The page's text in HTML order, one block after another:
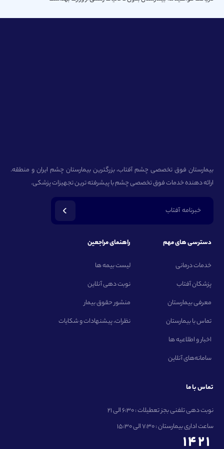
بیمارستان فوق تخصصی چشم آفتاب، بزرگترین بیمارستان چشم ایران و منطقه.
ارائه دهنده خدمات فوق تخصصی چشم با پیشرفته ترین تجهیزات پزشکی.
خبرنامه آفتاب
دسترسی های مهم
خدمات درمانی
پزشکان آفتاب
معرفی بیمارستان
تماس با بیمارستان
اخبار و اطلاعیه ها
سامانه‌های آنلاین
راهنمای مراجعین
لیست بیمه ها
نوبت دهی آنلاین
منشور حقوق بیمار
نظرات، پیشنهادات و شکایات
تماس با ما
نوبت دهی تلفنی بجز تعطیلات : 6:30 الی 21
ساعت اداری بیمارستان : 7:30 الی 15:30
1421